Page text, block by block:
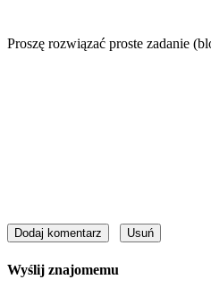
Proszę rozwiązać proste zadanie
Wyślij znajomemu